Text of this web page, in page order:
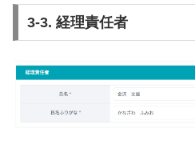
3-3. 経理責任者